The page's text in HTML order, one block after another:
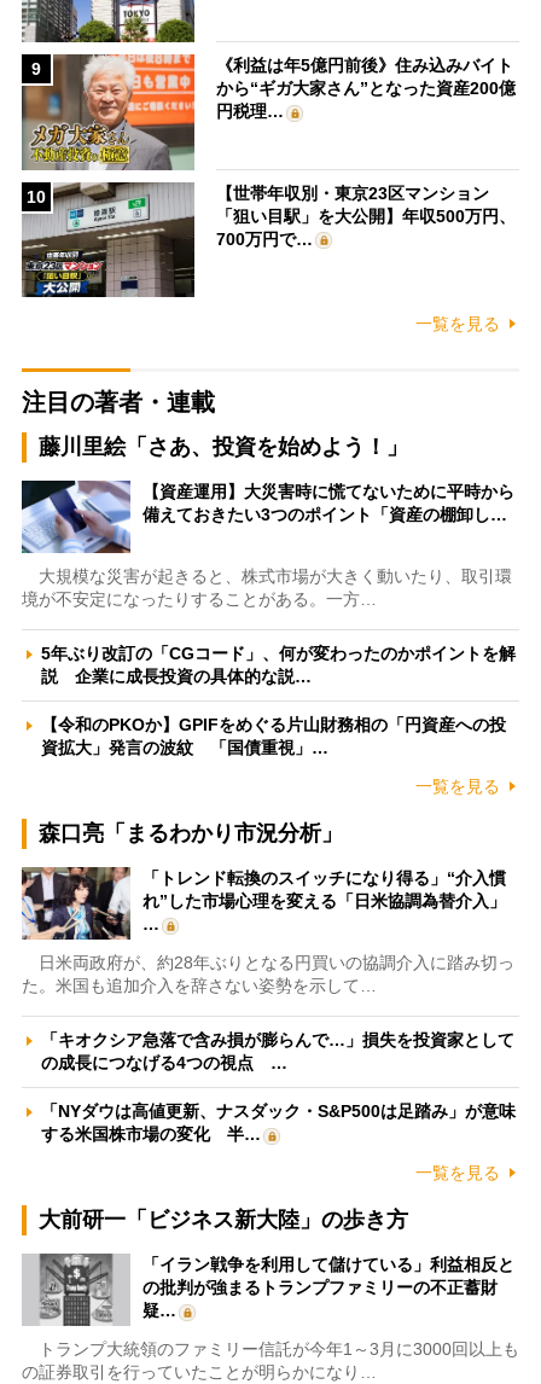
9
《利益は年5億円前後》住み込みバイト
から“ギガ大家さん”となった資産200億
円税理…
10
【世帯年収別・東京23区マンション
「狙い目駅」を大公開】年収500万円、
700万円で…
一覧を見る
注目の著者・連載
藤川里絵「さあ、投資を始めよう！」
【資産運用】大災害時に慌てないために平時から
備えておきたい3つのポイント「資産の棚卸し…
大規模な災害が起きると、株式市場が大きく動いたり、取引環
境が不安定になったりすることがある。一方…
5年ぶり改訂の「CGコード」、何が変わったのかポイントを解
説 企業に成長投資の具体的な説…
【令和のPKOか】GPIFをめぐる片山財務相の「円資産への投
資拡大」発言の波紋 「国債重視」…
一覧を見る
森口亮「まるわかり市況分析」
「トレンド転換のスイッチになり得る」“介入慣
れ”した市場心理を変える「日米協調為替介入」
…
日米両政府が、約28年ぶりとなる円買いの協調介入に踏み切っ
た。米国も追加介入を辞さない姿勢を示して…
「キオクシア急落で含み損が膨らんで…」損失を投資家として
の成長につなげる4つの視点 …
「NYダウは高値更新、ナスダック・S&P500は足踏み」が意味
する米国株市場の変化 半…
一覧を見る
大前研一「ビジネス新大陸」の歩き方
「イラン戦争を利用して儲けている」利益相反と
の批判が強まるトランプファミリーの不正蓄財
疑…
トランプ大統領のファミリー信託が今年1～3月に3000回以上も
の証券取引を行っていたことが明らかになり…